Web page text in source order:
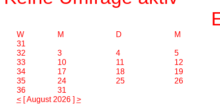
W M D
M
31
32
3 4
5
33
10 11
12
34
17 18
19
35
24 25
26
36
31
<[ August 2026 ] >